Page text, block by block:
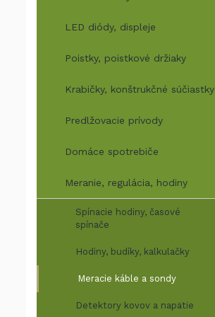
LED diódy, displeje
Poistky, poistkové držiaky
Krabičky, konštrukčné súčiastky
Predlžovacie prívody
Domáce spotrebiče
Meranie, regulácia, hodiny
Spínacie hodiny, časové
spínače
Hodiny, budíky, kalkulačky
Meracie káble a sondy
Detektory kovov a napätie